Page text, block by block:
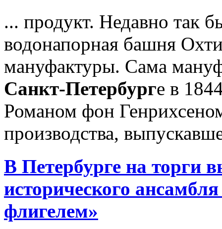
... продукт. Недавно так
водонапорная башня
мануфактуры. Сама
Санкт-Петербурге в
Романом фон
производства,
В Петербурге на торги
исторического
флигелем»